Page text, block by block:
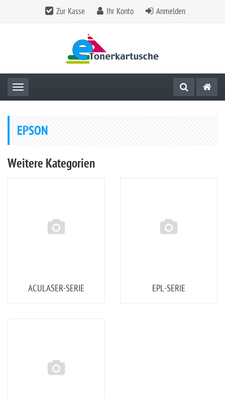
Zur Kasse Ihr Konto Anmelden
Toggle navigation
EPSON
Weitere Kategorien
ACULASER-SERIE EPL-SERIE